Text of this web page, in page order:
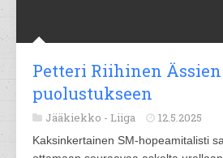
Petteri Riihinen Ässien
puolustukseen
Jääkiekko - Liiga 12.5.2025
Kaksinkertainen SM-hopeamitalisti